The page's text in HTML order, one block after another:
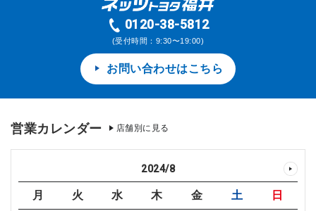
0120-38-5812
(受付時間：9:30〜19:00)
お問い合わせはこちら
営業カレンダー 店舗別に見る
2024/8
月 火 水 木 金 土 日